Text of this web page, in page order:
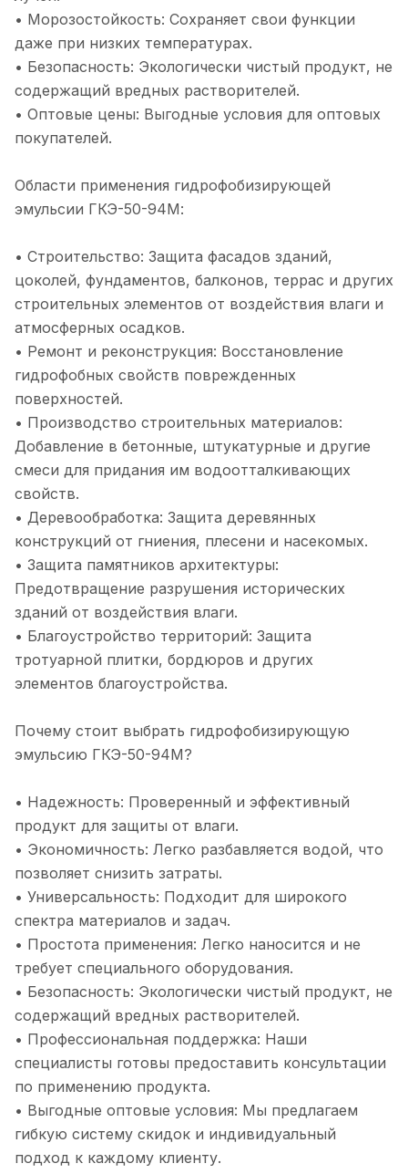
• Морозостойкость: Сохраняет свои функции
даже при низких температурах.
• Безопасность: Экологически чистый продукт, не
содержащий вредных растворителей.
• Оптовые цены: Выгодные условия для оптовых
покупателей.
Области применения гидрофобизирующей
эмульсии ГКЭ-50-94М:
• Строительство: Защита фасадов зданий,
цоколей, фундаментов, балконов, террас и других
строительных элементов от воздействия влаги и
атмосферных осадков.
• Ремонт и реконструкция: Восстановление
гидрофобных свойств поврежденных
поверхностей.
• Производство строительных материалов:
Добавление в бетонные, штукатурные и другие
смеси для придания им водоотталкивающих
свойств.
• Деревообработка: Защита деревянных
конструкций от гниения, плесени и насекомых.
• Защита памятников архитектуры:
Предотвращение разрушения исторических
зданий от воздействия влаги.
• Благоустройство территорий: Защита
тротуарной плитки, бордюров и других
элементов благоустройства.
Почему стоит выбрать гидрофобизирующую
эмульсию ГКЭ-50-94М?
• Надежность: Проверенный и эффективный
продукт для защиты от влаги.
• Экономичность: Легко разбавляется водой, что
позволяет снизить затраты.
• Универсальность: Подходит для широкого
спектра материалов и задач.
• Простота применения: Легко наносится и не
требует специального оборудования.
• Безопасность: Экологически чистый продукт, не
содержащий вредных растворителей.
• Профессиональная поддержка: Наши
специалисты готовы предоставить консультации
по применению продукта.
• Выгодные оптовые условия: Мы предлагаем
гибкую систему скидок и индивидуальный
подход к каждому клиенту.